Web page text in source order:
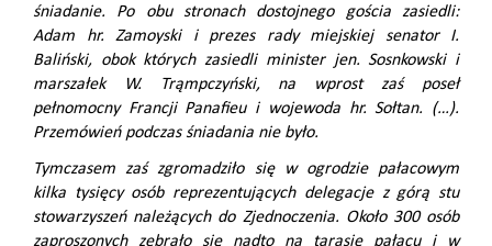
śniadanie. Po obu stronach dostojnego gościa zasiedli:
Adam hr. Zamoyski i prezes rady miejskiej senator I.
Baliński, obok których zasiedli minister jen. Sosnkowski i
marszałek W. Trąmpczyński, na wprost zaś poseł
pełnomocny Francji Panafieu i wojewoda hr. Sołtan. (…).
Przemówień podczas śniadania nie było.
Tymczasem zaś zgromadziło się w ogrodzie pałacowym
kilka tysięcy osób reprezentujących delegacje z górą stu
stowarzyszeń należących do Zjednoczenia. Około 300 osób
zaproszonych zebrało się nadto na tarasie pałacu i w